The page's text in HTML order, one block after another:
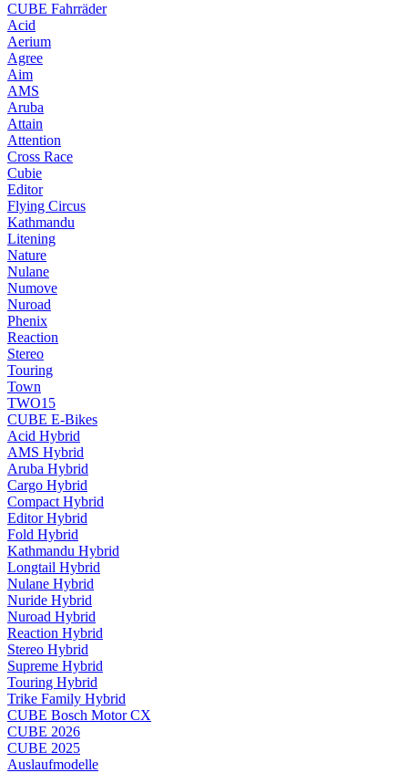
CUBE Fahrräder
Acid
Aerium
Agree
Aim
AMS
Aruba
Attain
Attention
Cross Race
Cubie
Editor
Flying Circus
Kathmandu
Litening
Nature
Nulane
Numove
Nuroad
Phenix
Reaction
Stereo
Touring
Town
TWO15
CUBE E-Bikes
Acid Hybrid
AMS Hybrid
Aruba Hybrid
Cargo Hybrid
Compact Hybrid
Editor Hybrid
Fold Hybrid
Kathmandu Hybrid
Longtail Hybrid
Nulane Hybrid
Nuride Hybrid
Nuroad Hybrid
Reaction Hybrid
Stereo Hybrid
Supreme Hybrid
Touring Hybrid
Trike Family Hybrid
CUBE Bosch Motor CX
CUBE 2026
CUBE 2025
Auslaufmodelle